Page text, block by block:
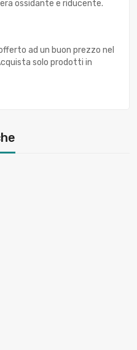
ossidante e riducente.
ad un buon prezzo nel
solo prodotti in